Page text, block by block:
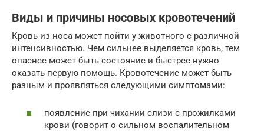
Виды и причины носовых кровотечений
Кровь из носа может пойти у животного с различной
интенсивностью. Чем сильнее выделяется кровь, тем
опаснее может быть состояние и быстрее нужно
оказать первую помощь. Кровотечение может быть
разным и проявляться следующими симптомами:
появление при чихании слизи с прожилками
крови (говорит о сильном воспалительном